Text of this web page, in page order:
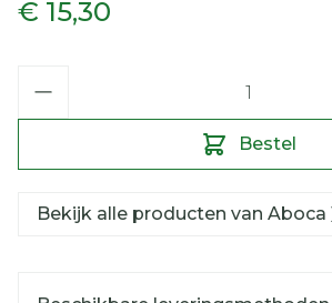
€ 15,30
Bestel
Bekijk alle producten van Aboca